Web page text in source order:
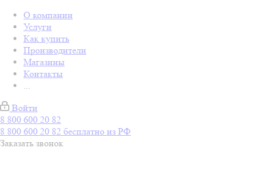
О компании
Услуги
Как купить
Производители
Магазины
Контакты
...
Войти
8 800 600 20 82
8 800 600 20 82 бесплатно из РФ
Заказать звонок